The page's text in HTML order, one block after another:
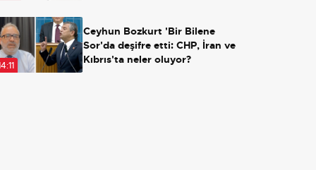
Ceyhun Bozkurt 'Bir Bilene
Sor'da deşifre etti: CHP, İran ve
Kıbrıs'ta neler oluyor?